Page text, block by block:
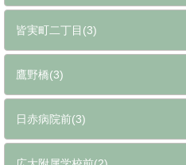
皆実町二丁目(3)
鷹野橋(3)
日赤病院前(3)